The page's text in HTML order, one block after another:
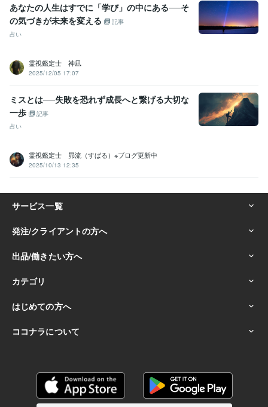
あなたの人生はすでに「学び」の中にある──そ
の気づきが未来を変える
記事
占い
霊視鑑定士 神凪
2025/12/05 17:07
ミスとは──失敗を恐れず成長へと繋げる大切な
一歩
記事
占い
霊視鑑定士 昴流（すばる）※ブログ更新中
2025/10/13 12:35